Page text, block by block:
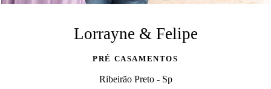
Lorrayne & Felipe
PRÉ CASAMENTOS
Ribeirão Preto - Sp